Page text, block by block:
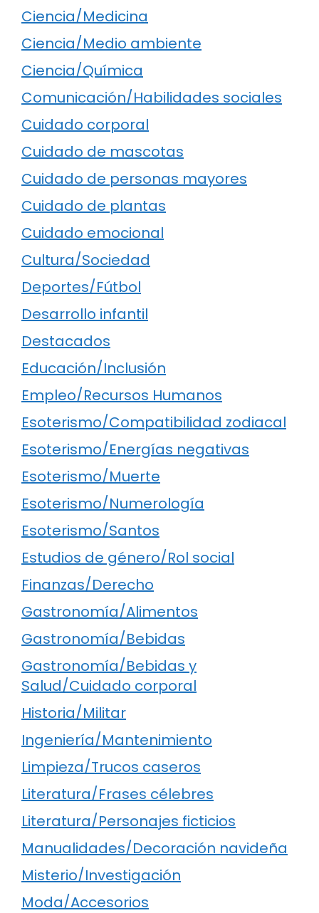
Ciencia/Medicina
Ciencia/Medio ambiente
Ciencia/Química
Comunicación/Habilidades sociales
Cuidado corporal
Cuidado de mascotas
Cuidado de personas mayores
Cuidado de plantas
Cuidado emocional
Cultura/Sociedad
Deportes/Fútbol
Desarrollo infantil
Destacados
Educación/Inclusión
Empleo/Recursos Humanos
Esoterismo/Compatibilidad zodiacal
Esoterismo/Energías negativas
Esoterismo/Muerte
Esoterismo/Numerología
Esoterismo/Santos
Estudios de género/Rol social
Finanzas/Derecho
Gastronomía/Alimentos
Gastronomía/Bebidas
Gastronomía/Bebidas y
Salud/Cuidado corporal
Historia/Militar
Ingeniería/Mantenimiento
Limpieza/Trucos caseros
Literatura/Frases célebres
Literatura/Personajes ficticios
Manualidades/Decoración navideña
Misterio/Investigación
Moda/Accesorios